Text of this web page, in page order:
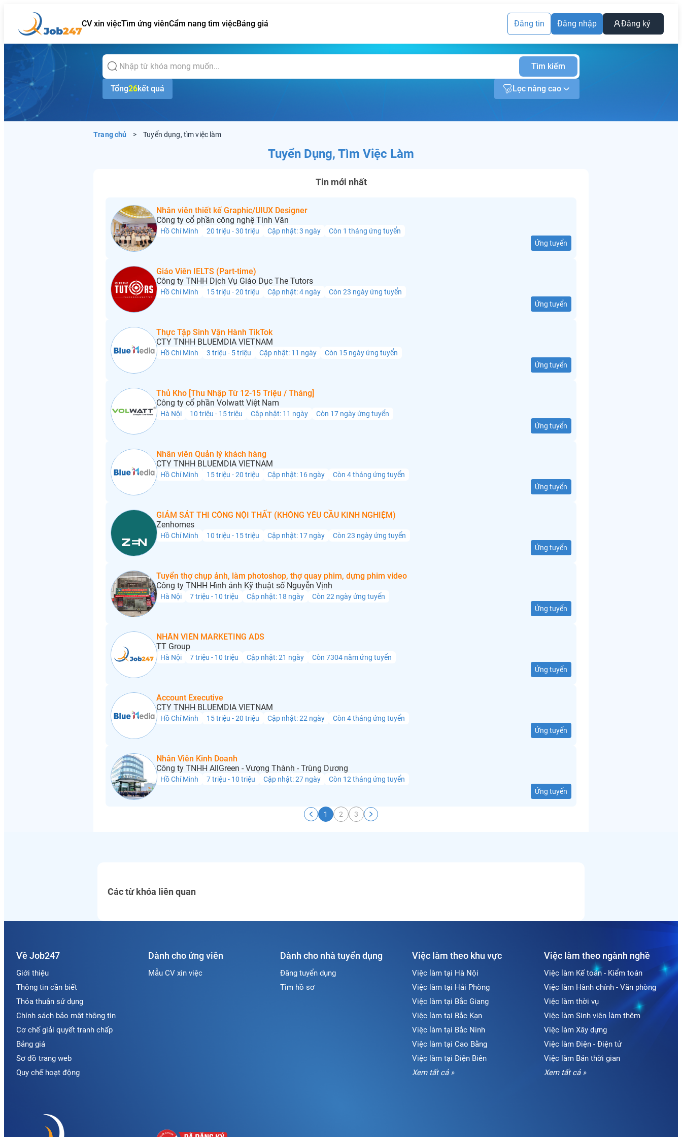
CV xin việcTìm ứng viênCẩm nang tìm việcBảng giá Đăng tin Đăng nhập Đăng ký
Tìm kiếm
Tổng26kết quả Lọc nâng cao
Trang chủ > Tuyển dụng, tìm việc làm
Tuyển Dụng, Tìm Việc Làm
Tin mới nhất
Nhân viên thiết kế Graphic/UIUX Designer
Công ty cổ phần công nghệ Tinh Vân
Hồ Chí Minh 20 triệu - 30 triệu Cập nhật: 3 ngày
Còn 1 tháng ứng tuyển
Ứng tuyển
Giáo Viên IELTS (Part-time)
Công ty TNHH Dịch Vụ Giáo Dục The Tutors
Hồ Chí Minh 15 triệu - 20 triệu Cập nhật: 4 ngày
Còn 23 ngày ứng tuyển
Ứng tuyển
Thực Tập Sinh Vận Hành TikTok
CTY TNHH BLUEMDIA VIETNAM
Hồ Chí Minh 3 triệu - 5 triệu Cập nhật: 11 ngày
Còn 15 ngày ứng tuyển
Ứng tuyển
Thủ Kho [Thu Nhập Từ 12-15 Triệu / Tháng]
Công ty cổ phần Volwatt Việt Nam
Hà Nội 10 triệu - 15 triệu Cập nhật: 11 ngày
Còn 17 ngày ứng tuyển
Ứng tuyển
Nhân viên Quản lý khách hàng
CTY TNHH BLUEMDIA VIETNAM
Hồ Chí Minh 15 triệu - 20 triệu Cập nhật: 16 ngày
Còn 4 tháng ứng tuyển
Ứng tuyển
GIÁM SÁT THI CÔNG NỘI THẤT (KHÔNG YÊU CẦU KINH NGHIỆM)
Zenhomes
Hồ Chí Minh 10 triệu - 15 triệu Cập nhật: 17 ngày
Còn 23 ngày ứng tuyển
Ứng tuyển
Tuyển thợ chụp ảnh, làm photoshop, thợ quay phim, dựng phim video
Công ty TNHH Hình ảnh Kỹ thuật số Nguyễn Vịnh
Hà Nội 7 triệu - 10 triệu Cập nhật: 18 ngày
Còn 22 ngày ứng tuyển
Ứng tuyển
NHÂN VIÊN MARKETING ADS
TT Group
Hà Nội 7 triệu - 10 triệu Cập nhật: 21 ngày
Còn 7304 năm ứng tuyển
Ứng tuyển
Account Executive
CTY TNHH BLUEMDIA VIETNAM
Hồ Chí Minh 15 triệu - 20 triệu Cập nhật: 22 ngày
Còn 4 tháng ứng tuyển
Ứng tuyển
Nhân Viên Kinh Doanh
Công ty TNHH AllGreen - Vượng Thành - Trùng Dương
Hồ Chí Minh 7 triệu - 10 triệu Cập nhật: 27 ngày
Còn 12 tháng ứng tuyển
Ứng tuyển
1 2 3
Các từ khóa liên quan
Về Job247
Giới thiệu
Thông tin cần biết
Thỏa thuận sử dụng
Chính sách bảo mật thông tin
Cơ chế giải quyết tranh chấp
Bảng giá
Sơ đồ trang web
Quy chế hoạt động
Dành cho ứng viên
Mẫu CV xin việc
Dành cho nhà tuyển dụng
Đăng tuyển dụng
Tìm hồ sơ
Việc làm theo khu vực
Việc làm tại Hà Nội
Việc làm tại Hải Phòng
Việc làm tại Bắc Giang
Việc làm tại Bắc Kạn
Việc làm tại Bắc Ninh
Việc làm tại Cao Bằng
Việc làm tại Điện Biên
Xem tất cả »
Việc làm theo ngành nghề
Việc làm Kế toán - Kiểm toán
Việc làm Hành chính - Văn phòng
Việc làm thời vụ
Việc làm Sinh viên làm thêm
Việc làm Xây dựng
Việc làm Điện - Điện tử
Việc làm Bán thời gian
Xem tất cả »